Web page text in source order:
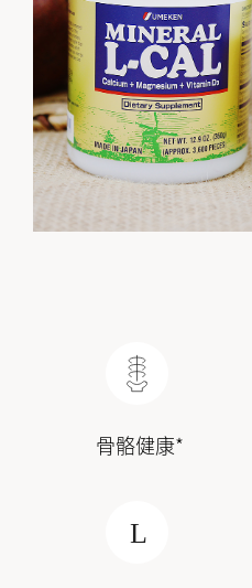
骨骼健康*